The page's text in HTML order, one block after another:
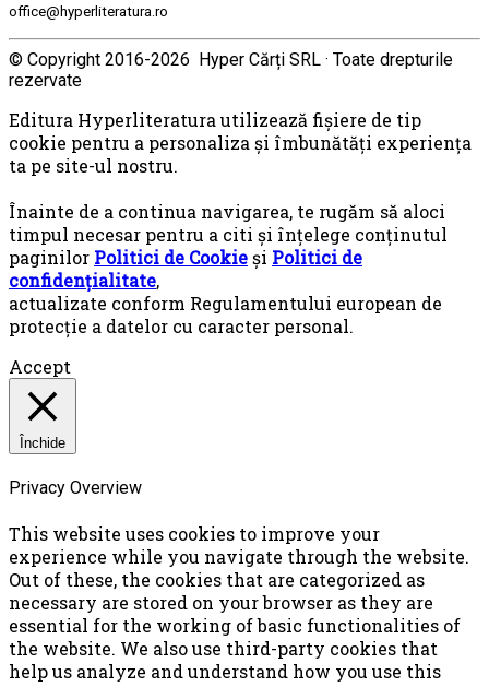
office@hyperliteratura.ro
© Copyright 2016-2026 Hyper Cărți SRL · Toate drepturile
rezervate
Editura Hyperliteratura utilizează fişiere de tip
cookie pentru a personaliza și îmbunătăți experiența
ta pe site-ul nostru.
Înainte de a continua navigarea, te rugăm să aloci
timpul necesar pentru a citi și înțelege conținutul
paginilor Politici de Cookieși Politici de
confidențialitate,
actualizate conform Regulamentului european de
protecţie a datelor cu caracter personal.
Accept
Închide
Privacy Overview
This website uses cookies to improve your
experience while you navigate through the website.
Out of these, the cookies that are categorized as
necessary are stored on your browser as they are
essential for the working of basic functionalities of
the website. We also use third-party cookies that
help us analyze and understand how you use this